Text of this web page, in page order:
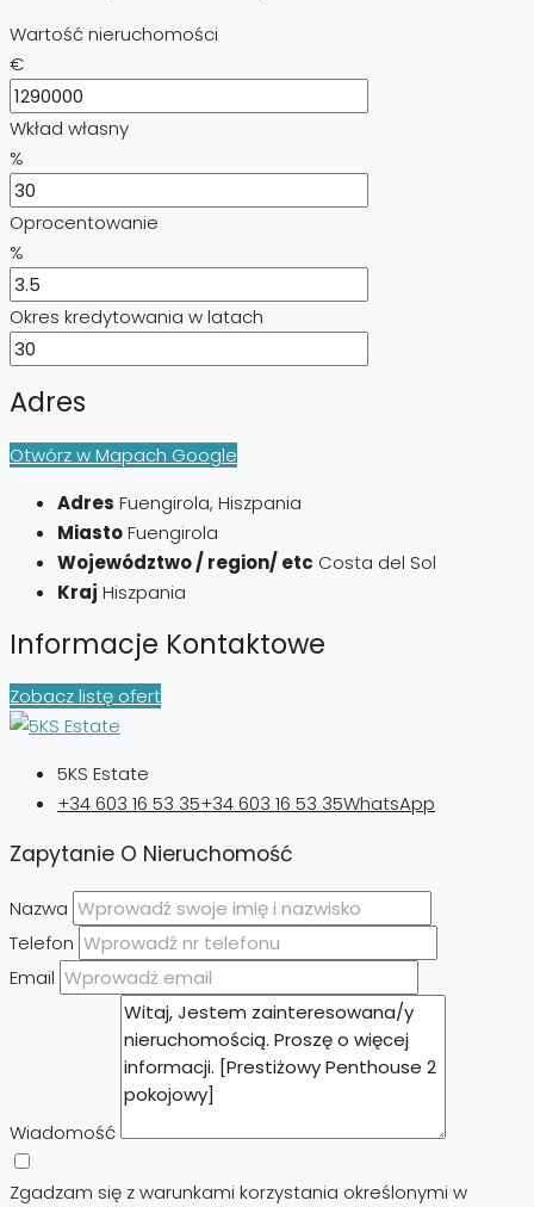
Wartość nieruchomości
€
Wkład własny
%
Oprocentowanie
%
Okres kredytowania w latach
Adres
Otwórz w Mapach Google
Adres Fuengirola, Hiszpania
MiastoFuengirola
Województwo / region/ etc Costa del Sol
Kraj Hiszpania
Informacje Kontaktowe
Zobacz listę ofert
5KS Estate
+34 603 16 53 35+34 603 16 53 35WhatsApp
Zapytanie O Nieruchomość
Nazwa
Telefon
Email
Wiadomość
Zgadzam się z warunkami korzystania określonymi w